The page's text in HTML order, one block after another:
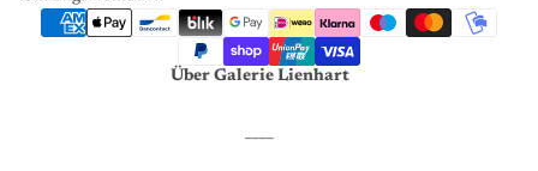
Über Galerie Lienhart